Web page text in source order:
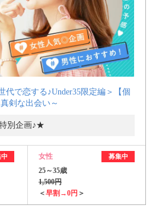
代で恋する♪Under35限定編＞【個
剣な出会い～
別企画♪★
女性 募集中
25～35歳
1,500円
＜早割→0円 ＞